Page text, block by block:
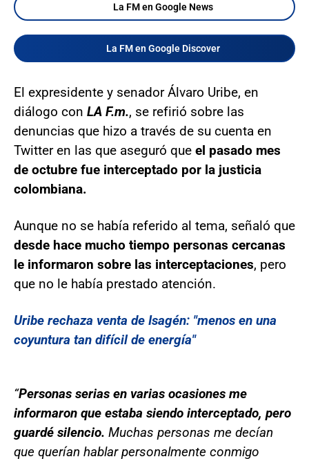
La FM en Google News
La FM en Google Discover
El expresidente y senador Álvaro Uribe, en
diálogo con LA F.m., se refirió sobre las
denuncias que hizo a través de su cuenta en
Twitter en las que aseguró que el pasado mes
de octubre fue interceptado por la justicia
colombiana.
Aunque no se había referido al tema, señaló que
desde hace mucho tiempo personas cercanas
le informaron sobre las interceptaciones, pero
que no le había prestado atención.
Uribe rechaza venta de Isagén: "menos en una
coyuntura tan difícil de energía"
“Personas serias en varias ocasiones me
informaron que estaba siendo interceptado, pero
guardé silencio. Muchas personas me decían
que querían hablar personalmente conmigo